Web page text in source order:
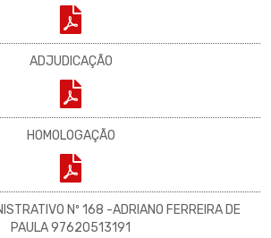
ADJUDICAÇÃO
HOMOLOGAÇÃO
Nº 168 -ADRIANO FERREIRA DE
PAULA 97620513191